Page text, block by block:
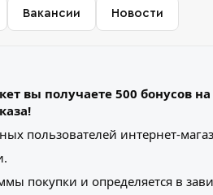
Вакансии Новости
вы получаете 500 бонусов на
пользователей интернет-
покупки и определяется в